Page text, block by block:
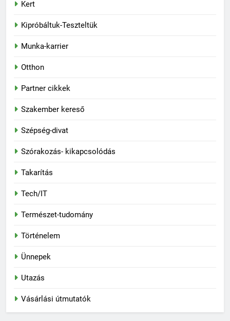
Kert
Kipróbáltuk-Teszteltük
Munka-karrier
Otthon
Partner cikkek
Szakember kereső
Szépség-divat
Szórakozás- kikapcsolódás
Takarítás
Tech/IT
Természet-tudomány
Történelem
Ünnepek
Utazás
Vásárlási útmutatók